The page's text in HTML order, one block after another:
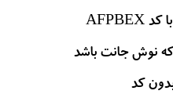
با کد AFPBEX
نوش جانت باشد
کد